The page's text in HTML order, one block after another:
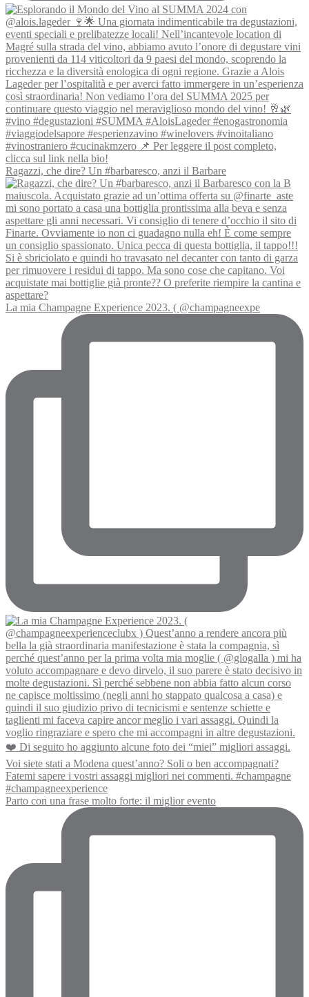
Ragazzi, che dire? Un #barbaresco, anzi il Barbare
La mia Champagne Experience 2023. ( @champagneexpe
Parto con una frase molto forte: il miglior evento